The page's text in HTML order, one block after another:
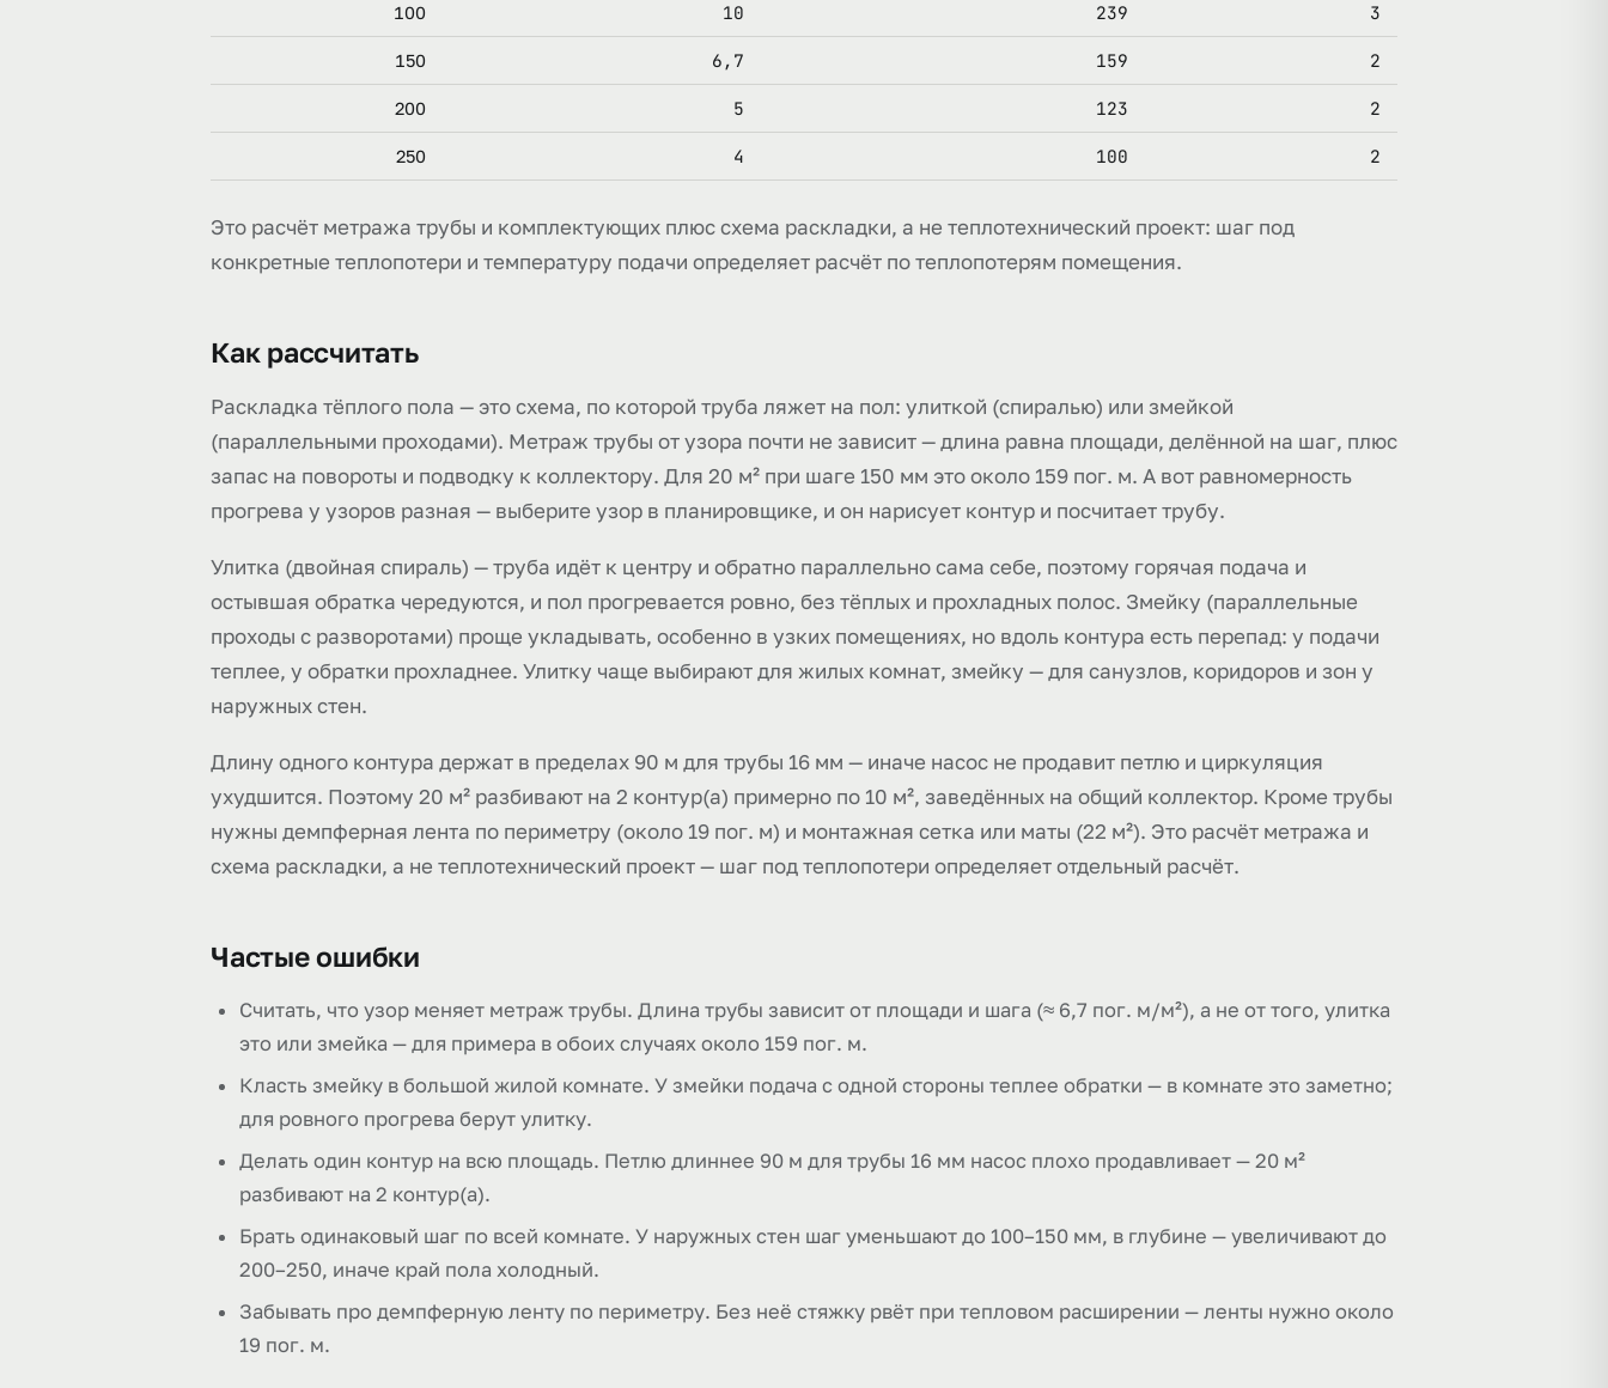
100 10 239 3
150 6,7 159 2
200 5 123 2
250 4 100 2
Это расчёт метража трубы и комплектующих плюс схема раскладки, а не теплотехнический проект: шаг под
конкретные теплопотери и температуру подачи определяет расчёт по теплопотерям помещения.
Как рассчитать
Раскладка тёплого пола — это схема, по которой труба ляжет на пол: улиткой (спиралью) или змейкой
(параллельными проходами). Метраж трубы от узора почти не зависит — длина равна площади, делённой на шаг, плюс
запас на повороты и подводку к коллектору. Для 20 м² при шаге 150 мм это около 159 пог. м. А вот равномерность
прогрева у узоров разная — выберите узор в планировщике, и он нарисует контур и посчитает трубу.
Улитка (двойная спираль) — труба идёт к центру и обратно параллельно сама себе, поэтому горячая подача и
остывшая обратка чередуются, и пол прогревается ровно, без тёплых и прохладных полос. Змейку (параллельные
проходы с разворотами) проще укладывать, особенно в узких помещениях, но вдоль контура есть перепад: у подачи
теплее, у обратки прохладнее. Улитку чаще выбирают для жилых комнат, змейку — для санузлов, коридоров и зон у
наружных стен.
Длину одного контура держат в пределах 90 м для трубы 16 мм — иначе насос не продавит петлю и циркуляция
ухудшится. Поэтому 20 м² разбивают на 2 контур(а) примерно по 10 м², заведённых на общий коллектор. Кроме трубы
нужны демпферная лента по периметру (около 19 пог. м) и монтажная сетка или маты (22 м²). Это расчёт метража и
схема раскладки, а не теплотехнический проект — шаг под теплопотери определяет отдельный расчёт.
Частые ошибки
Считать, что узор меняет метраж трубы. Длина трубы зависит от площади и шага (≈ 6,7 пог. м/м²), а не от того, улитка
это или змейка — для примера в обоих случаях около 159 пог. м.
Класть змейку в большой жилой комнате. У змейки подача с одной стороны теплее обратки — в комнате это заметно;
для ровного прогрева берут улитку.
Делать один контур на всю площадь. Петлю длиннее 90 м для трубы 16 мм насос плохо продавливает — 20 м²
разбивают на 2 контур(а).
Брать одинаковый шаг по всей комнате. У наружных стен шаг уменьшают до 100–150 мм, в глубине — увеличивают до
200–250, иначе край пола холодный.
Забывать про демпферную ленту по периметру. Без неё стяжку рвёт при тепловом расширении — ленты нужно около
19 пог. м.